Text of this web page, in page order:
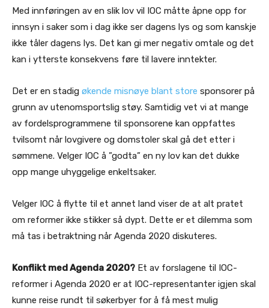
Med innføringen av en slik lov vil IOC måtte åpne opp for
innsyn i saker som i dag ikke ser dagens lys og som kanskje
ikke tåler dagens lys. Det kan gi mer negativ omtale og det
kan i ytterste konsekvens føre til lavere inntekter.
Det er en stadig økende misnøye blant store sponsorer på
grunn av utenomsportslig støy. Samtidig vet vi at mange
av fordelsprogrammene til sponsorene kan oppfattes
tvilsomt når lovgivere og domstoler skal gå det etter i
sømmene. Velger IOC å ”godta” en ny lov kan det dukke
opp mange uhyggelige enkeltsaker.
Velger IOC å flytte til et annet land viser de at alt pratet
om reformer ikke stikker så dypt. Dette er et dilemma som
må tas i betraktning når Agenda 2020 diskuteres.
Konflikt med Agenda 2020? Et av forslagene til IOC-
reformer i Agenda 2020 er at IOC-representanter igjen skal
kunne reise rundt til søkerbyer for å få mest mulig